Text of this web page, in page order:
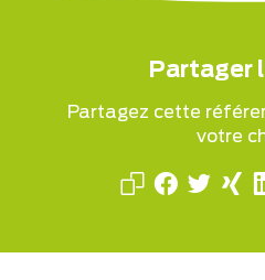
Partager
Partagez cette
votre